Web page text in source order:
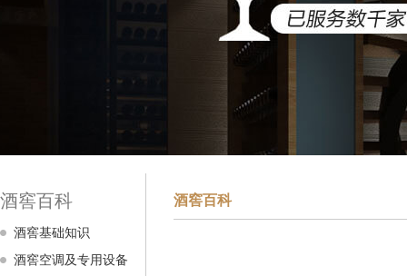
酒窖百科
酒窖基础知识
酒窖空调及专用设备
酒窖百科